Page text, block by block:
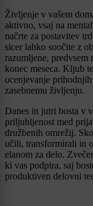
Življenje v vašem
aktivno, vsaj na
načrte za postavitev
sicer lahko soočite z
razumljene,
konec meseca. Kljub
ocenjevanje
zasebnemu življenju.
Danes in jutri bosta v
priljubljenost med
družbenih omrežij.
učili, transformirali in
elanom za delo.
ki vas podpira, saj
produktiven delovni